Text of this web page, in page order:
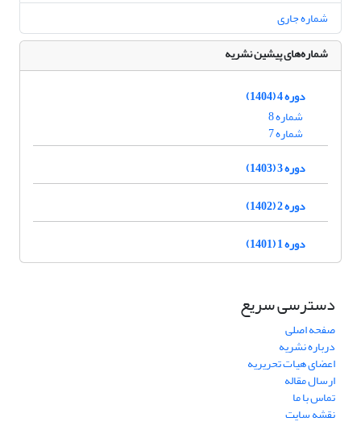
شماره جاری
شماره‌های پیشین نشریه
دوره 4 (1404)
شماره 8
شماره 7
دوره 3 (1403)
دوره 2 (1402)
دوره 1 (1401)
دسترسی سریع
صفحه اصلی
درباره نشریه
اعضای هیات تحریریه
ارسال مقاله
تماس با ما
نقشه سایت